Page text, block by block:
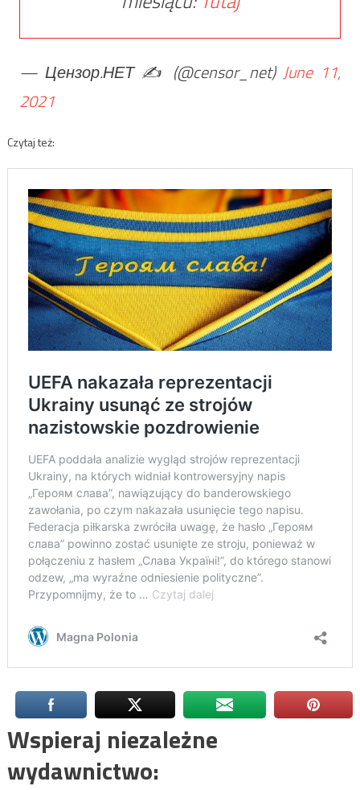
— Цензор.НЕТ ✍️ (@censor_net) June 11,
2021
Czytaj też:
Wspieraj niezależne
wydawnictwo: